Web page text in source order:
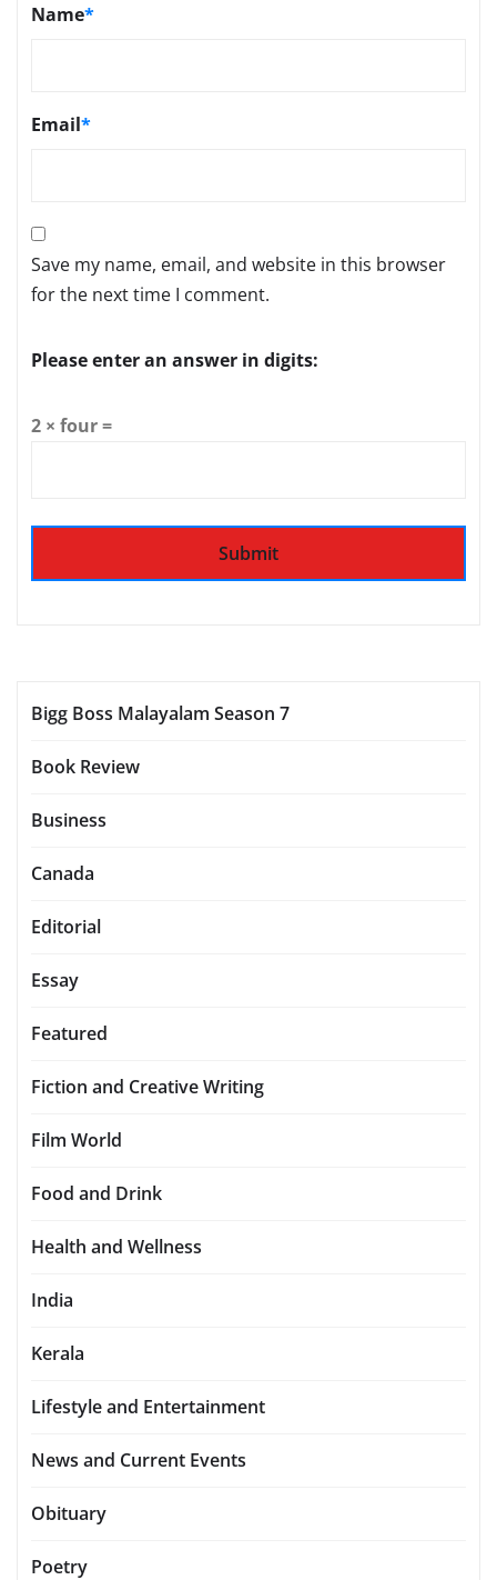
Name*
Email*
Save my name, email, and website in this browser
for the next time I comment.
Please enter an answer in digits:
2 × four =
Bigg Boss Malayalam Season 7
Book Review
Business
Canada
Editorial
Essay
Featured
Fiction and Creative Writing
Film World
Food and Drink
Health and Wellness
India
Kerala
Lifestyle and Entertainment
News and Current Events
Obituary
Poetry